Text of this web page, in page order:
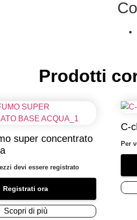
Prodotti
super concentrato
devi essere registrato
Registrati ora
Scopri di più
C-
Per